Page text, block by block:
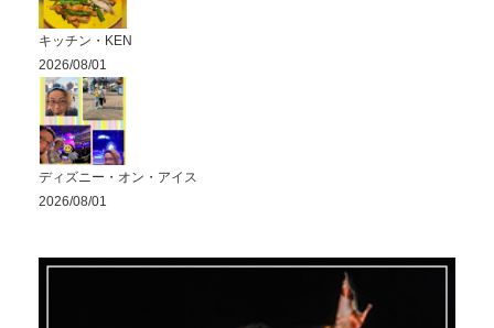
キッチン・KEN
2026/08/01
ディズニー・オン・アイス
2026/08/01